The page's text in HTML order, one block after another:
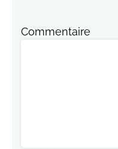
Commentaire